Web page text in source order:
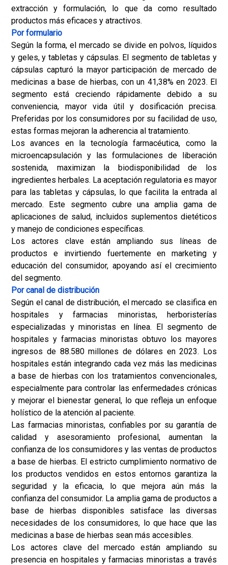
extracción y formulación, lo que da como resultado
productos más eficaces y atractivos.
Por formulario
Según la forma, el mercado se divide en polvos, líquidos
y geles, y tabletas y cápsulas. El segmento de tabletas y
cápsulas capturó la mayor participación de mercado de
medicinas a base de hierbas, con un 41,38% en 2023. El
segmento está creciendo rápidamente debido a su
conveniencia, mayor vida útil y dosificación precisa.
Preferidas por los consumidores por su facilidad de uso,
estas formas mejoran la adherencia al tratamiento.
Los avances en la tecnología farmacéutica, como la
microencapsulación y las formulaciones de liberación
sostenida, maximizan la biodisponibilidad de los
ingredientes herbales. La aceptación regulatoria es mayor
para las tabletas y cápsulas, lo que facilita la entrada al
mercado. Este segmento cubre una amplia gama de
aplicaciones de salud, incluidos suplementos dietéticos
y manejo de condiciones específicas.
Los actores clave están ampliando sus líneas de
productos e invirtiendo fuertemente en marketing y
educación del consumidor, apoyando así el crecimiento
del segmento.
Por canal de distribución
Según el canal de distribución, el mercado se clasifica en
hospitales y farmacias minoristas, herboristerías
especializadas y minoristas en línea. El segmento de
hospitales y farmacias minoristas obtuvo los mayores
ingresos de 88.580 millones de dólares en 2023. Los
hospitales están integrando cada vez más las medicinas
a base de hierbas con los tratamientos convencionales,
especialmente para controlar las enfermedades crónicas
y mejorar el bienestar general, lo que refleja un enfoque
holístico de la atención al paciente.
Las farmacias minoristas, confiables por su garantía de
calidad y asesoramiento profesional, aumentan la
confianza de los consumidores y las ventas de productos
a base de hierbas. El estricto cumplimiento normativo de
los productos vendidos en estos entornos garantiza la
seguridad y la eficacia, lo que mejora aún más la
confianza del consumidor. La amplia gama de productos a
base de hierbas disponibles satisface las diversas
necesidades de los consumidores, lo que hace que las
medicinas a base de hierbas sean más accesibles.
Los actores clave del mercado están ampliando su
presencia en hospitales y farmacias minoristas a través